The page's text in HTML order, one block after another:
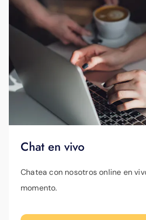
Chat en vivo
Chatea con nosotros online en
momento.